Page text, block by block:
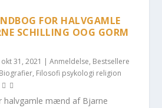
FOR HALVGAMLE
SCHILLING OOG GORM
okt 31, 2021 |Anmeldelse, Bestsellere
Biografier, Filosofi psykologi religion
halvgamle mænd af Bjarne